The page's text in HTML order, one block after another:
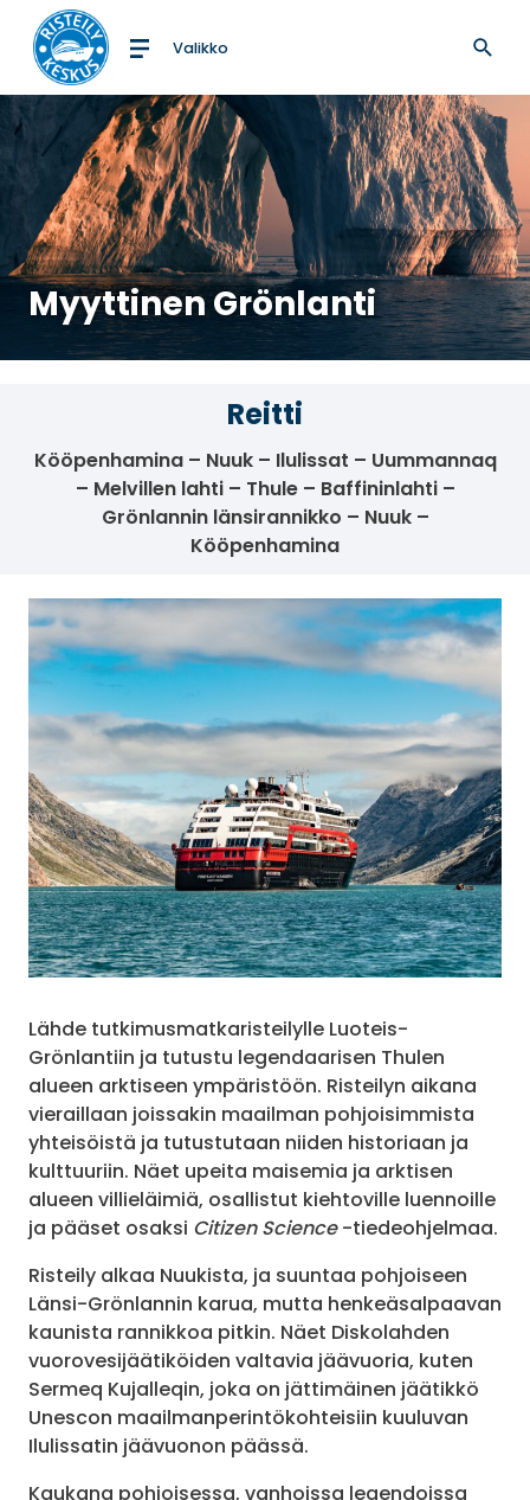
Etusivulle
Valikko
Myyttinen Grönlanti
Reitti
Kööpenhamina – Nuuk – Ilulissat – Uummannaq
– Melvillen lahti – Thule – Baffininlahti –
Grönlannin länsirannikko – Nuuk –
Kööpenhamina
Lähde tutkimusmatkaristeilylle Luoteis-
Grönlantiin ja tutustu legendaarisen Thulen
alueen arktiseen ympäristöön. Risteilyn aikana
vieraillaan joissakin maailman pohjoisimmista
yhteisöistä ja tutustutaan niiden historiaan ja
kulttuuriin. Näet upeita maisemia ja arktisen
alueen villieläimiä, osallistut kiehtoville luennoille
ja pääset osaksi Citizen Science-tiedeohjelmaa.
Risteily alkaa Nuukista, ja suuntaa pohjoiseen
Länsi-Grönlannin karua, mutta henkeäsalpaavan
kaunista rannikkoa pitkin. Näet Diskolahden
vuorovesijäätiköiden valtavia jäävuoria, kuten
Sermeq Kujalleqin, joka on jättimäinen jäätikkö
Unescon maailmanperintökohteisiin kuuluvan
Ilulissatin jäävuonon päässä.
Kaukana pohjoisessa, vanhoissa legendoissa